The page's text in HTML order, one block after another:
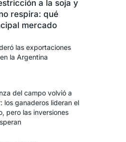
a la soja y
respira: qué
mercado
las exportaciones
la Argentina
del campo volvió a
los ganaderos lideran el
pero las inversiones